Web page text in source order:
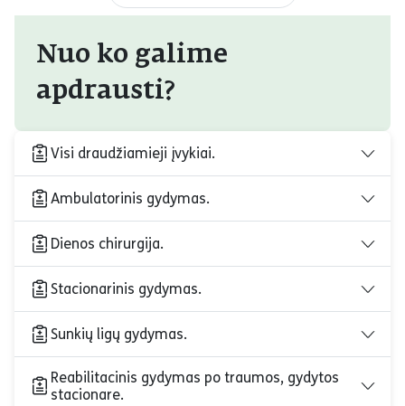
Nuo ko galime
apdrausti?
Visi draudžiamieji įvykiai.
Ambulatorinis gydymas.
Dienos chirurgija.
Stacionarinis gydymas.
Sunkių ligų gydymas.
Reabilitacinis gydymas po traumos, gydytos
stacionare.